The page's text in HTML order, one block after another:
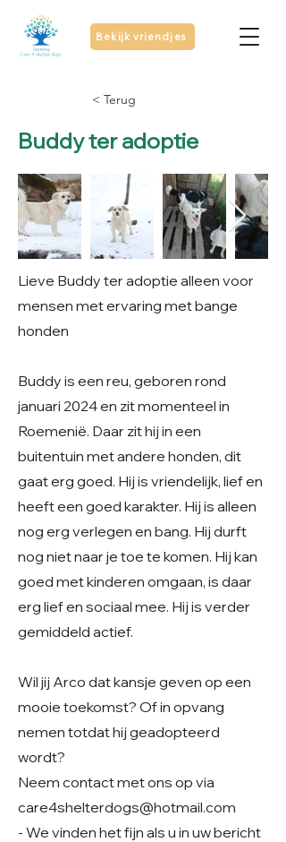
Bekijk vriendjes
< Terug
Buddy ter adoptie
Lieve Buddy ter adoptie alleen voor
mensen met ervaring met bange
honden
Buddy is een reu, geboren rond
januari 2024 en zit momenteel in
Roemenië. Daar zit hij in een
buitentuin met andere honden, dit
gaat erg goed. Hij is vriendelijk, lief en
heeft een goed karakter. Hij is alleen
nog erg verlegen en bang. Hij durft
nog niet naar je toe te komen. Hij kan
goed met kinderen omgaan, is daar
erg lief en sociaal mee. Hij is verder
gemiddeld actief.
Wil jij Arco dat kansje geven op een
mooie toekomst? Of in opvang
nemen totdat hij geadopteerd
wordt?
Neem contact met ons op via
care4shelterdogs@hotmail.com
- We vinden het fijn als u in uw bericht